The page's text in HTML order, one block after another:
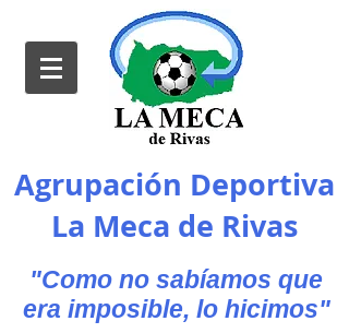
Agrupación Deportiva
La Meca de Rivas
"Como no sabíamos que
era imposible, lo hicimos"